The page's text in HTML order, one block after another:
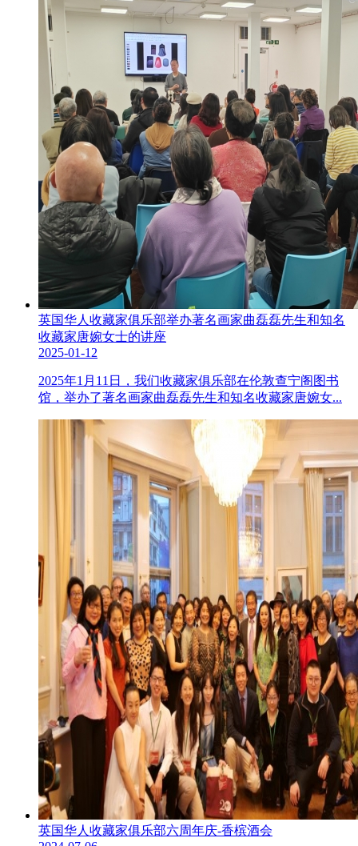
英国华人收藏家俱乐部举办著名画家曲磊磊先生和知名
收藏家唐婉女士的讲座
2025-01-12
2025年1月11日，我们收藏家俱乐部在伦敦查宁阁图书
馆，举办了著名画家曲磊磊先生和知名收藏家唐婉女...
英国华人收藏家俱乐部六周年庆-香槟酒会